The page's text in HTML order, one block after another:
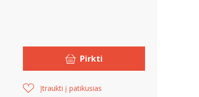
Pirkti
Įtraukti į patikusias